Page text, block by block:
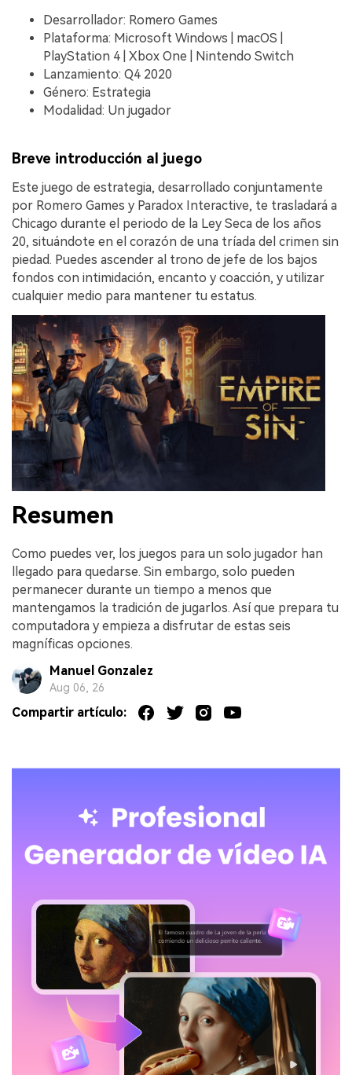
Desarrollador: Romero Games
Plataforma: Microsoft Windows | macOS |
PlayStation 4 | Xbox One | Nintendo Switch
Lanzamiento: Q4 2020
Género: Estrategia
Modalidad: Un jugador
Breve introducción al juego
Este juego de estrategia, desarrollado conjuntamente
por Romero Games y Paradox Interactive, te trasladará a
Chicago durante el periodo de la Ley Seca de los años
20, situándote en el corazón de una tríada del crimen sin
piedad. Puedes ascender al trono de jefe de los bajos
fondos con intimidación, encanto y coacción, y utilizar
cualquier medio para mantener tu estatus.
Resumen
Como puedes ver, los juegos para un solo jugador han
llegado para quedarse. Sin embargo, solo pueden
permanecer durante un tiempo a menos que
mantengamos la tradición de jugarlos. Así que prepara tu
computadora y empieza a disfrutar de estas seis
magníficas opciones.
Manuel Gonzalez
Aug 06, 26
Compartir artículo: